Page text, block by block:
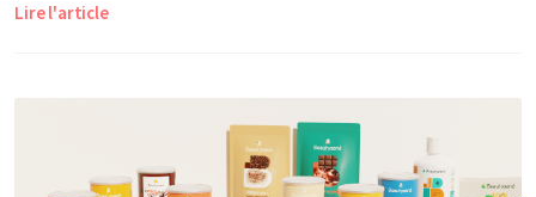
Lire l'article